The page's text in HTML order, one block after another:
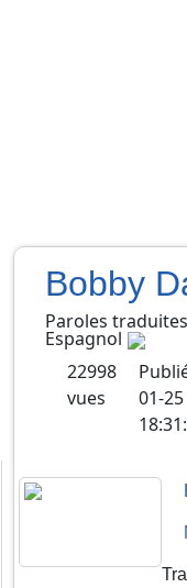
Bobby
Paroles
Espagnol
22998
vues
01-25